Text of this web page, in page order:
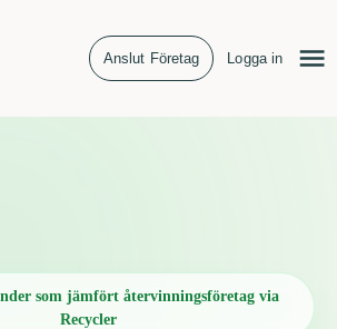
Anslut Företag Logga in
som jämfört återvinningsföretag via
Recycler